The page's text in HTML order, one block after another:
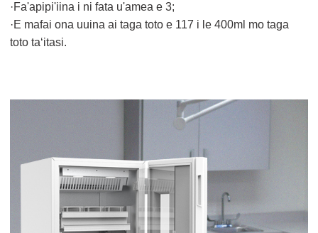
·Fa'apipi'iina i ni fata u'amea e 3;
·E mafai ona uuina ai taga toto e 117 i le 400ml mo taga
toto taʻitasi.